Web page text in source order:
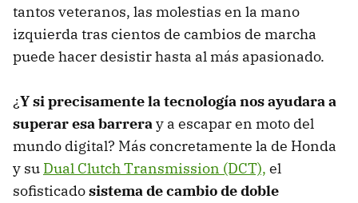
tantos veteranos, las molestias en la mano
izquierda tras cientos de cambios de marcha
puede hacer desistir hasta al más apasionado.
¿Y si precisamente la tecnología nos ayudara a
superar esa barreray a escapar en moto del
mundo digital? Más concretamente la de Honda
y su Dual Clutch Transmission (DCT), el
sofisticadosistema de cambio de doble